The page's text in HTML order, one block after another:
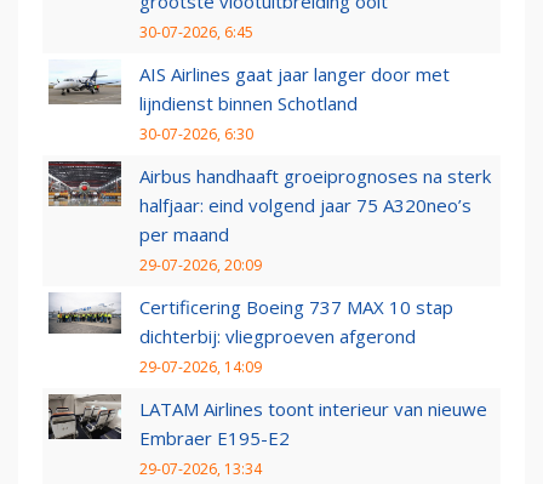
30-07-2026, 6:45
AIS Airlines gaat jaar langer door met
lijndienst binnen Schotland
30-07-2026, 6:30
Airbus handhaaft groeiprognoses na sterk
halfjaar: eind volgend jaar 75 A320neo’s
per maand
29-07-2026, 20:09
Certificering Boeing 737 MAX 10 stap
dichterbij: vliegproeven afgerond
29-07-2026, 14:09
LATAM Airlines toont interieur van nieuwe
Embraer E195-E2
29-07-2026, 13:34